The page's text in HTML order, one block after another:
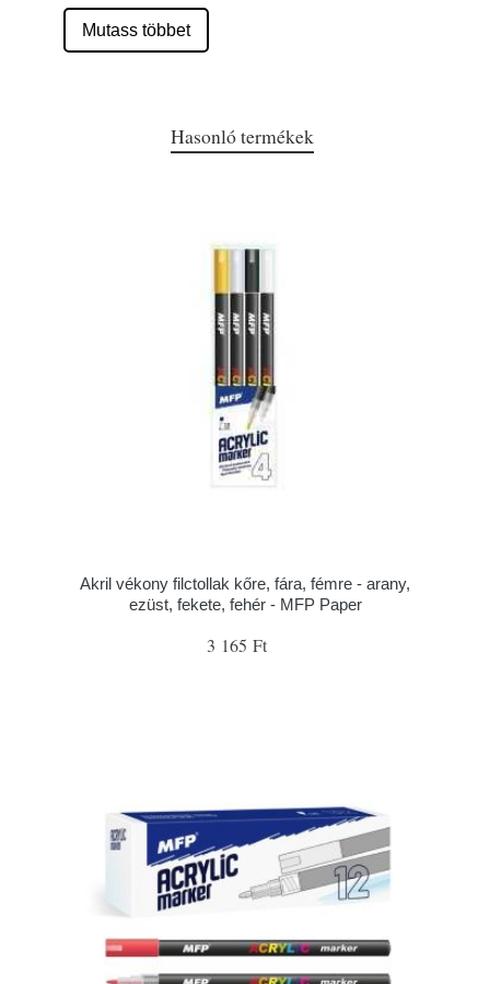
Mutass többet
Hasonló termékek
Akril vékony filctollak kőre, fára, fémre - arany,
ezüst, fekete, fehér - MFP Paper
3 165 Ft